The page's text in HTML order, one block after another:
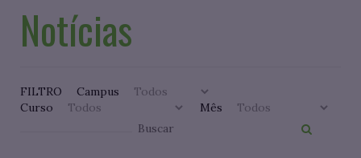
Notícias
FILTRO
Campus
Curso
Mês